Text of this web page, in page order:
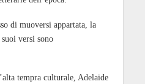
di muoversi appartata, la
versi sono
tempra culturale, Adelaide